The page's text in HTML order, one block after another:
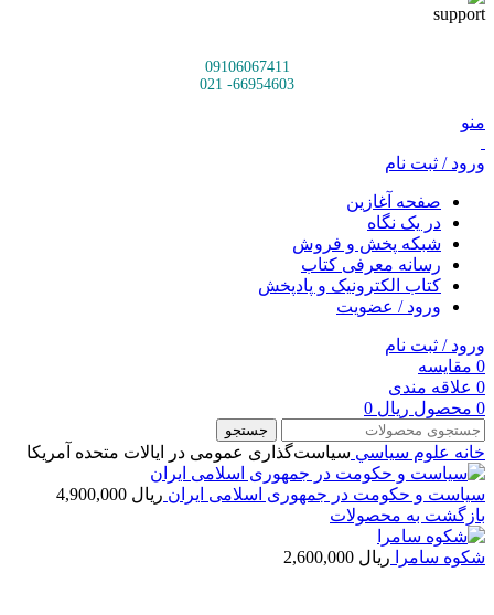
09106067411
66954603- 021
منو
ورود / ثبت نام
صفحه آغازین
در یک نگاه
شبکه پخش و فروش
رسانه معرفی کتاب
کتاب الکترونیک و پادپخش
ورود / عضویت
ورود / ثبت نام
0 مقایسه
0 علاقه مندی
0 محصول ریال
جستجو
خانه علوم سياسي سیاست‌گذاری عمومی در ایالات متحده آمریکا
سیاست و حکومت در جمهوری اسلامی ایران ریال
بازگشت به محصولات
شکوه سامرا ریال